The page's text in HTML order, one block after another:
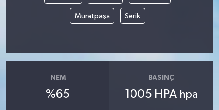
Muratpaşa Serik
NEM
%65
BASINÇ
1005 HPA hpa